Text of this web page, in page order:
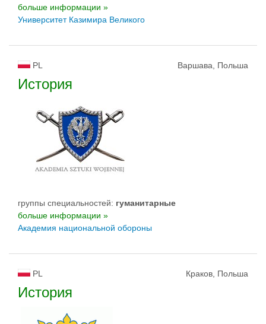
больше информации »
Университет Казимира Великого
PL Варшава, Польша
История
группы специальностей: гуманитарные
больше информации »
Академия национальной обороны
PL Краков, Польша
История